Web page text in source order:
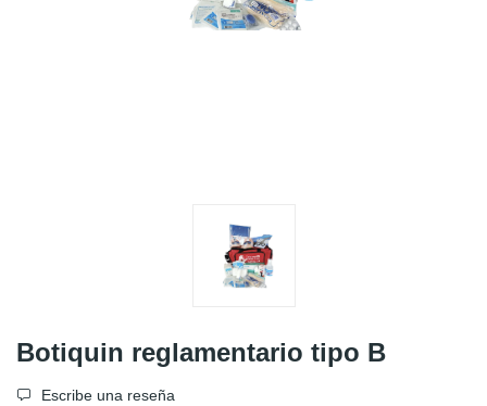
Botiquin reglamentario tipo B
Escribe una reseña